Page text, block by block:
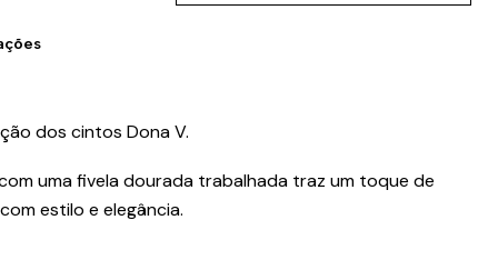
dos cintos Dona V.
uma fivela dourada trabalhada traz um toque de
estilo e elegância.